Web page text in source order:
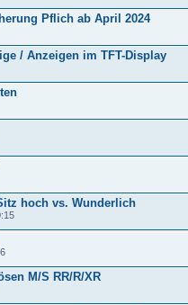
Pflich ab April 2024
/ Anzeigen im TFT-Display
hoch vs. Wunderlich
M/S RR/R/XR